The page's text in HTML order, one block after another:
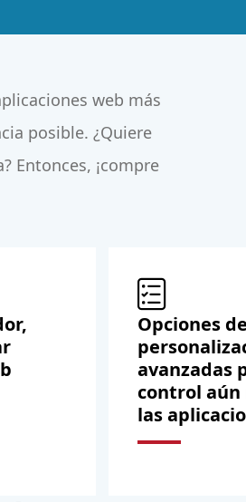
web más
posible. ¿Quiere
Entonces, ¡compre
Opciones de
avanzadas
control aún
las